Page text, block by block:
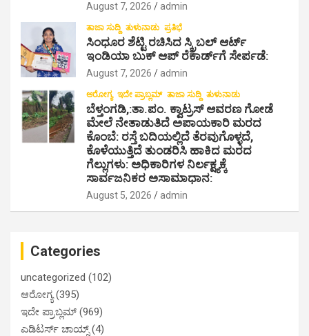
August 7, 2026 admin
ತಾಜಾ ಸುದ್ದಿ ತುಳುನಾಡು ಪ್ರತಿಭೆ
ಸಿಂಧೂರ ಶೆಟ್ಟಿ ರಚಿಸಿದ ಸ್ಕ್ರಿಬಲ್ ಆರ್ಟ್
ಇಂಡಿಯಾ ಬುಕ್ ಆಪ್ ರೆಕಾರ್ಡ್‌ಗೆ ಸೇರ್ಪಡೆ:
August 7, 2026 admin
ಆರೋಗ್ಯ ಇದೇ ಪ್ರಾಬ್ಲಮ್ ತಾಜಾ ಸುದ್ದಿ ತುಳುನಾಡು
ಬೆಳ್ತಂಗಡಿ,:ತಾ.ಪಂ‌. ಕ್ವಾಟ್ರಸ್ ಆವರಣ ಗೋಡೆ
ಮೇಲೆ ನೇತಾಡುತಿದೆ ಅಪಾಯಕಾರಿ ಮರದ
ಕೊಂಬೆ: ರಸ್ತೆ ಬದಿಯಲ್ಲಿದೆ ತೆರವುಗೊಳ್ಳದೆ,
ಕೊಳೆಯುತ್ತಿದೆ ತುಂಡರಿಸಿ ಹಾಕಿದ ಮರದ
ಗೆಲ್ಲುಗಳು: ಅಧಿಕಾರಿಗಳ ನಿರ್ಲಕ್ಷ್ಯಕ್ಕೆ
ಸಾರ್ವಜನಿಕರ ಅಸಾಮಾಧಾನ:
August 5, 2026 admin
Categories
uncategorized (102)
ಆರೋಗ್ಯ(395)
ಇದೇ ಪ್ರಾಬ್ಲಮ್ (969)
ಎಡಿಟರ್ಸ್ ಚಾಯ್ಸ್(4)